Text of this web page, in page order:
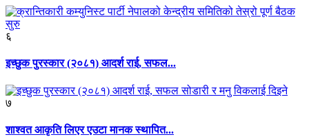
६
इच्छुक पुरस्कार (२०८१) आदर्श राई, सफल...
७
शाश्वत आकृति लिएर एउटा मानक स्थापित...